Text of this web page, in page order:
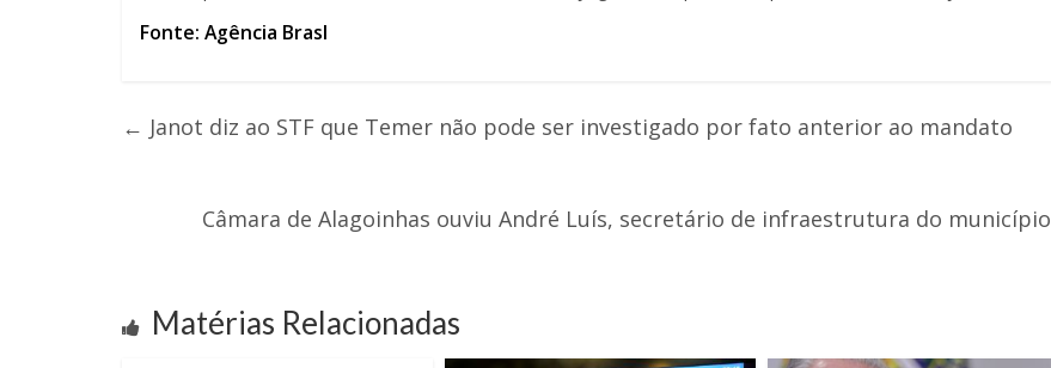
Fonte: Agência Brasl
← Janot diz ao STF que Temer não pode ser investigado por fato anterior ao mandato
Câmara de Alagoinhas ouviu André Luís, secretário de infraestrutura do município
Matérias Relacionadas